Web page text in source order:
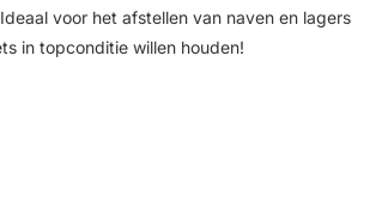
voor het afstellen van naven en lagers
in topconditie willen houden!